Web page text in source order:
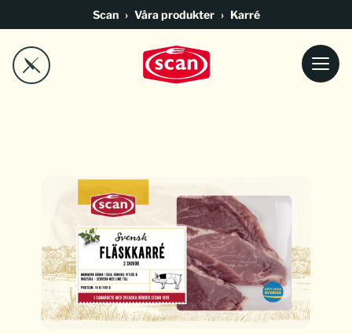
Scan Våra produkter Karré